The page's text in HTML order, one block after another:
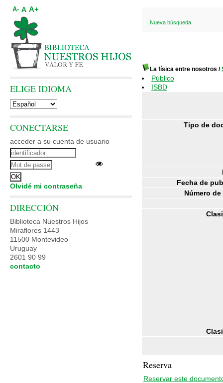
Nueva búsqueda
La física entre nosotros /
Público
ISBD
Tipo de
Fecha de
Número
Reserva
Reservar este
A- A A+
ELIGE IDIOMA
CONECTARSE
acceder a su cuenta de usuario
Olvidé mi contraseña
DIRECCIÓN
Biblioteca Nuestros Hijos
Miraflores 1443
11500 Montevideo
Uruguay
2601 90 99
contacto